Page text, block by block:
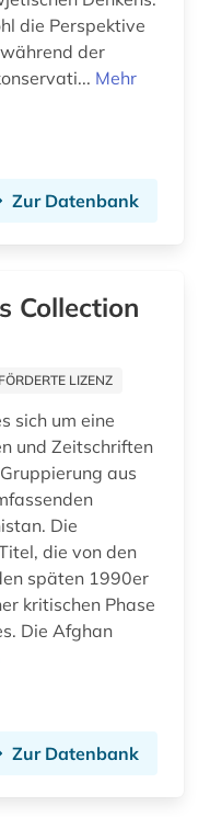
die Perspektive
der
Mehr
Zur Datenbank
Collection
LIZENZ
sich um eine
und Zeitschriften
aus
Die
die von den
späten 1990er
kritischen Phase
Die Afghan
Zur Datenbank